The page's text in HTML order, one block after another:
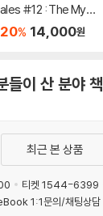
ales #12 : The Myst
ery of Frankenstein
20% 14,000원
들이 산 분야 책
최근 본 상품
티켓 1544-6399
1:1문의/채팅상담